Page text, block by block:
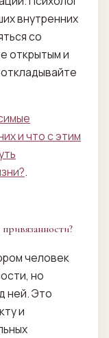
внутренних
со
открытым и
и что с этим
.
человек
но
ней. Это
и